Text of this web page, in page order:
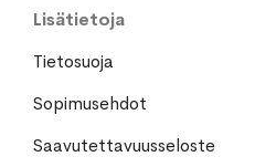
Lisätietoja
Tietosuoja
Sopimusehdot
Saavutettavuusseloste